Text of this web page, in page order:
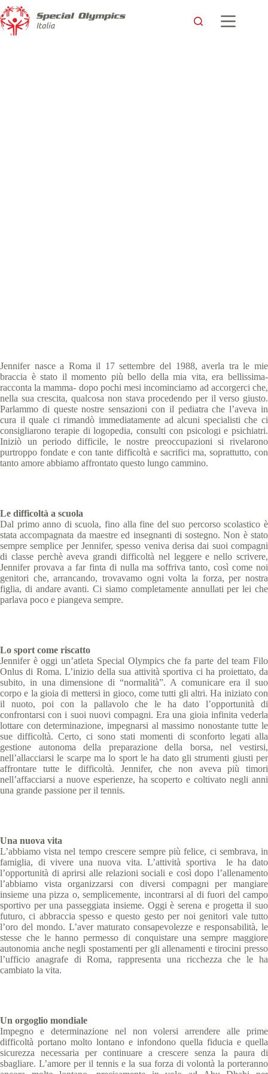
Jennifer nasce a Roma il 17 settembre del 1988, averla tra le mie
braccia è stato il momento più bello della mia vita, era bellissima-
racconta la mamma- dopo pochi mesi incominciamo ad accorgerci che,
nella sua crescita, qualcosa non stava procedendo per il verso giusto.
Parlammo di queste nostre sensazioni con il pediatra che l’aveva in
cura il quale ci rimandò immediatamente ad alcuni specialisti che ci
consigliarono terapie di logopedia, consulti con psicologi e psichiatri.
Iniziò un periodo difficile, le nostre preoccupazioni si rivelarono
purtroppo fondate e con tante difficoltà e sacrifici ma, soprattutto, con
tanto amore abbiamo affrontato questo lungo cammino.
Le difficoltà a scuola
Dal primo anno di scuola, fino alla fine del suo percorso scolastico è
stata accompagnata da maestre ed insegnanti di sostegno. Non è stato
sempre semplice per Jennifer, spesso veniva derisa dai suoi compagni
di classe perchè aveva grandi difficoltà nel leggere e nello scrivere,
Jennifer provava a far finta di nulla ma soffriva tanto, così come noi
genitori che, arrancando, trovavamo ogni volta la forza, per nostra
figlia, di andare avanti. Ci siamo completamente annullati per lei che
parlava poco e piangeva sempre.
Lo sport come riscatto
Jennifer è oggi un’atleta Special Olympics che fa parte del team Filo
Onlus di Roma. L’inizio della sua attività sportiva ci ha proiettato, da
subito, in una dimensione di “normalità”. A comunicare era il suo
corpo e la gioia di mettersi in gioco, come tutti gli altri. Ha iniziato con
il nuoto, poi con la pallavolo che le ha dato l’opportunità di
confrontarsi con i suoi nuovi compagni. Era una gioia infinita vederla
lottare con determinazione, impegnarsi al massimo nonostante tutte le
sue difficoltà. Certo, ci sono stati momenti di sconforto legati alla
gestione autonoma della preparazione della borsa, nel vestirsi,
nell’allacciarsi le scarpe ma lo sport le ha dato gli strumenti giusti per
affrontare tutte le difficoltà. Jennifer, che non aveva più timori
nell’affacciarsi a nuove esperienze, ha scoperto e coltivato negli anni
una grande passione per il tennis.
Una nuova vita
L’abbiamo vista nel tempo crescere sempre più felice, ci sembrava, in
famiglia, di vivere una nuova vita. L’attività sportiva le ha dato
l’opportunità di aprirsi alle relazioni sociali e così dopo l’allenamento
l’abbiamo vista organizzarsi con diversi compagni per mangiare
insieme una pizza o, semplicemente, incontrarsi al di fuori del campo
sportivo per una passeggiata insieme. Oggi è serena e progetta il suo
futuro, ci abbraccia spesso e questo gesto per noi genitori vale tutto
l’oro del mondo. L’aver maturato consapevolezze e responsabilità, le
stesse che le hanno permesso di conquistare una sempre maggiore
autonomia anche negli spostamenti per gli allenamenti e tirocini presso
l’ufficio anagrafe di Roma, rappresenta una ricchezza che le ha
cambiato la vita.
Un orgoglio mondiale
Impegno e determinazione nel non volersi arrendere alle prime
difficoltà portano molto lontano e infondono quella fiducia e quella
sicurezza necessaria per continuare a crescere senza la paura di
sbagliare. L’amore per il tennis e la sua forza di volontà la porteranno